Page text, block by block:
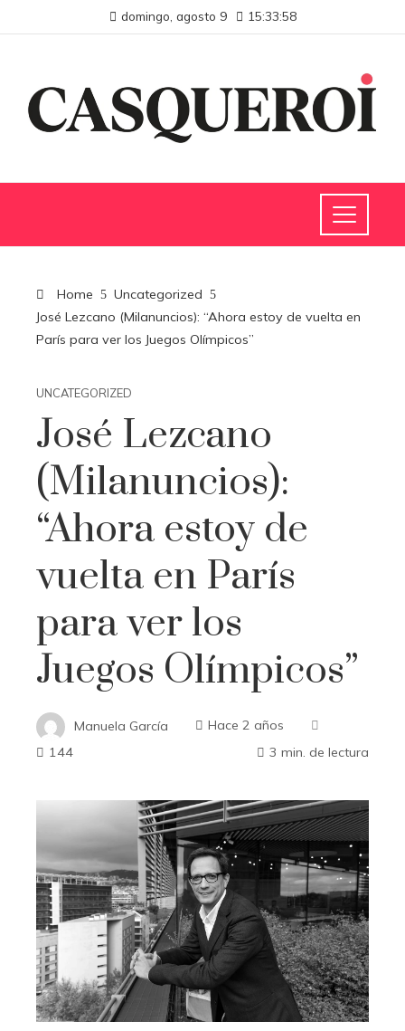
domingo, agosto 9 15:33:59
Home
Uncategorized
José Lezcano (Milanuncios): “Ahora estoy de vuelta en
París para ver los Juegos Olímpicos”
UNCATEGORIZED
José Lezcano
(Milanuncios):
“Ahora estoy de
vuelta en París
para ver los
Juegos Olímpicos”
Manuela García
Hace 2 años
144
3 min. de lectura